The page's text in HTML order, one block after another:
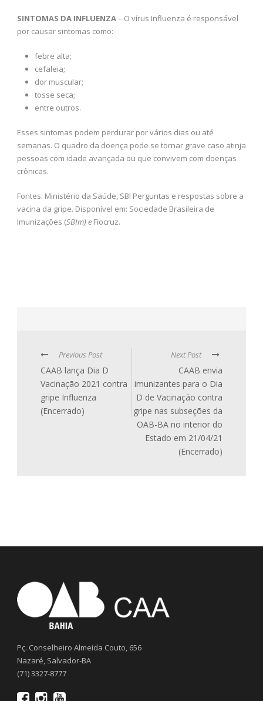
SINTOMAS DA INFLUENZA– O vírus Influenza é responsável
por causar sintomas como:
febre alta;
cefaleia;
dor muscular;
tosse seca;
entre outros.
Esses sintomas podem perdurar por vários dias ou até
semanas. O quadro da doença pode se tornar grave caso atinja
pessoas com idade avançada ou que convivem com doenças
crônicas.
Fontes: Ministério da Saúde, SBI Perguntas e respostas sobre a
vacina da gripe. Disponível em: Sociedade Brasileira de
Imunizações (SBIm) e Fiocruz.
Previous Post
CAAB lança Dia D
Vacinação 2021 contra
gripe Influenza
(Encerrado)
Next Post
CAAB envia
imunizantes para o Dia
D de Vacinação contra
gripe nas subseções da
OAB-BA no interior do
Estado em 21/04/21
(Encerrado)
Pç. Conselheiro Almeida Couto, 656
Nazaré, Salvador-BA
(71) 3327-8777